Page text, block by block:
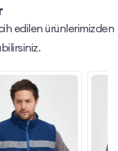
edilen ürünlerimizden